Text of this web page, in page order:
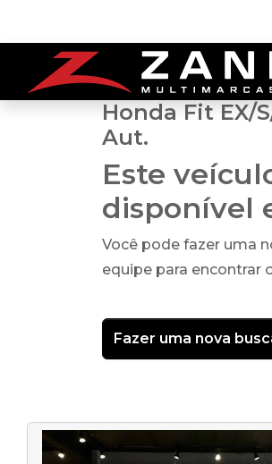
Honda Fit EX/
Aut.
Este
disponível
Você pode fazer uma
equipe para encontrar
Fazer uma nova